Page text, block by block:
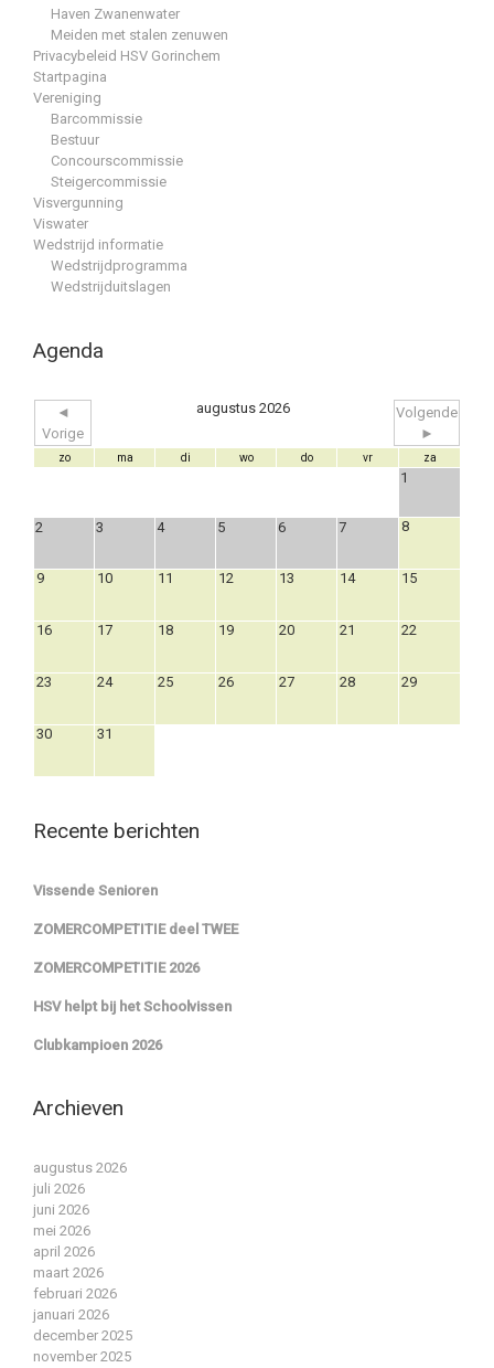
Haven Zwanenwater
Meiden met stalen zenuwen
Privacybeleid HSV Gorinchem
Startpagina
Vereniging
Barcommissie
Bestuur
Concourscommissie
Steigercommissie
Visvergunning
Viswater
Wedstrijd informatie
Wedstrijdprogramma
Wedstrijduitslagen
Agenda
◄
Vorige
augustus 2026
Volgende
►
zo ma di wo do vr za
1
2 3 4 5 6 7 8
9 10 11 12 13 14 15
16 17 18 19 20 21 22
23 24 25 26 27 28 29
30 31
Recente berichten
Vissende Senioren
ZOMERCOMPETITIE deel TWEE
ZOMERCOMPETITIE 2026
HSV helpt bij het Schoolvissen
Clubkampioen 2026
Archieven
augustus 2026
juli 2026
juni 2026
mei 2026
april 2026
maart 2026
februari 2026
januari 2026
december 2025
november 2025